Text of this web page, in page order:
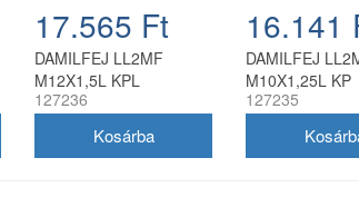
17.565 Ft
DAMILFEJ LL2MF
M12X1,5L KPL
127236
16.141
DAMILFEJ
M10X1,25L KP
127235